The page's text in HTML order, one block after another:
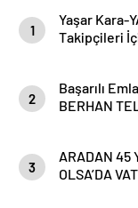
1
Yaşar Kara-
Takipçileri
Boğazınız
Başınız Dik
2
Başarılı
BERHAN
Emlak”
Hizmetinde.
3
ARADAN 45
OLSA’DA